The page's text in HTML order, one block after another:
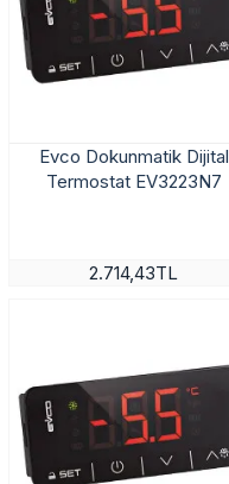
Evco Dokunmatik Dijital
Termostat EV3223N7
2.714,43TL